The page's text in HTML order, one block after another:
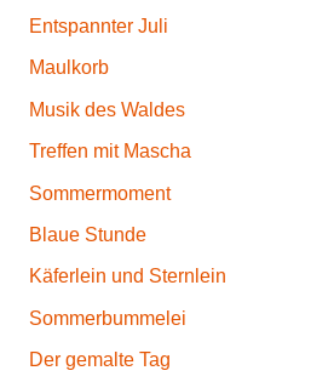
Entspannter Juli
Maulkorb
Musik des Waldes
Treffen mit Mascha
Sommermoment
Blaue Stunde
Käferlein und Sternlein
Sommerbummelei
Der gemalte Tag